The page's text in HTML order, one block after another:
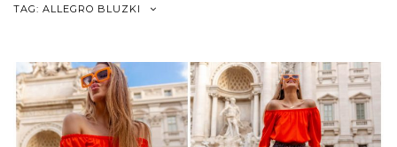
TAG: ALLEGRO BLUZKI